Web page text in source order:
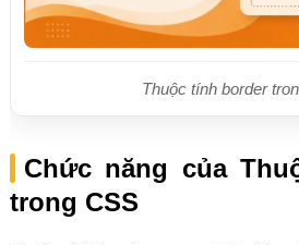
Thuộc tính border
Chức năng của
trong CSS